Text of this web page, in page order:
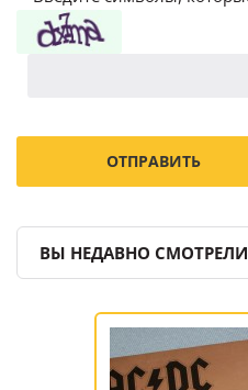
ВЫ НЕДАВНО СМОТРЕЛИ